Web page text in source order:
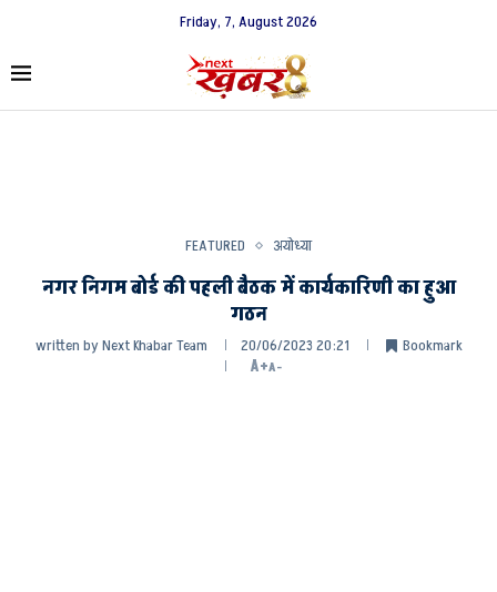
Friday, 7, August 2026
FEATURED अयोध्या
नगर निगम बोर्ड की पहली बैठक में कार्यकारिणी का हुआ
गठन
written byNext Khabar Team 20/06/2023 20:21
Bookmark
A+A-